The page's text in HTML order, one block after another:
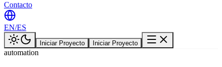
Contacto
EN/ES
Iniciar Proyecto Iniciar Proyecto
automation